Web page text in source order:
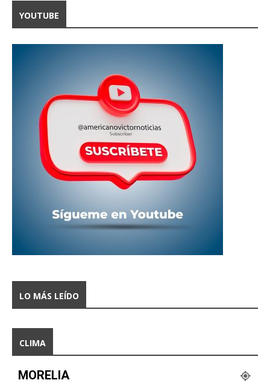
YOUTUBE
LO MÁS LEÍDO
CLIMA
MORELIA